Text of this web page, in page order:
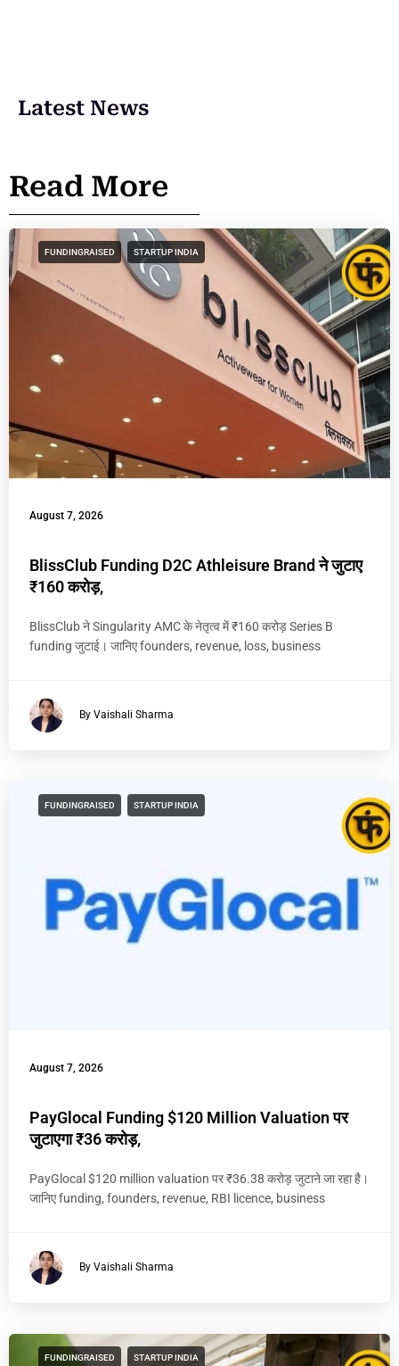
Latest News
Read More
FUNDINGRAISED STARTUP INDIA
August 7, 2026
BlissClub Funding D2C Athleisure Brand ने जुटाए
₹160 करोड़,
BlissClub ने Singularity AMC के नेतृत्व में ₹160 करोड़ Series B
funding जुटाई। जानिए founders, revenue, loss, business
By Vaishali Sharma
FUNDINGRAISED STARTUP INDIA
August 7, 2026
PayGlocal Funding $120 Million Valuation पर
जुटाएगा ₹36 करोड़,
PayGlocal $120 million valuation पर ₹36.38 करोड़ जुटाने जा रहा है।
जानिए funding, founders, revenue, RBI licence, business
By Vaishali Sharma
FUNDINGRAISED STARTUP INDIA